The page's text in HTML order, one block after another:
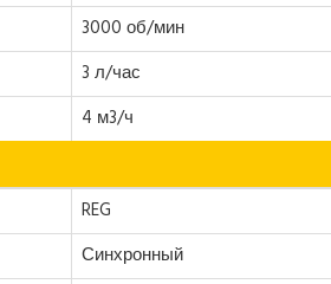
3000 об/мин
3 л/час
4 м3/ч
REG
Синхронный